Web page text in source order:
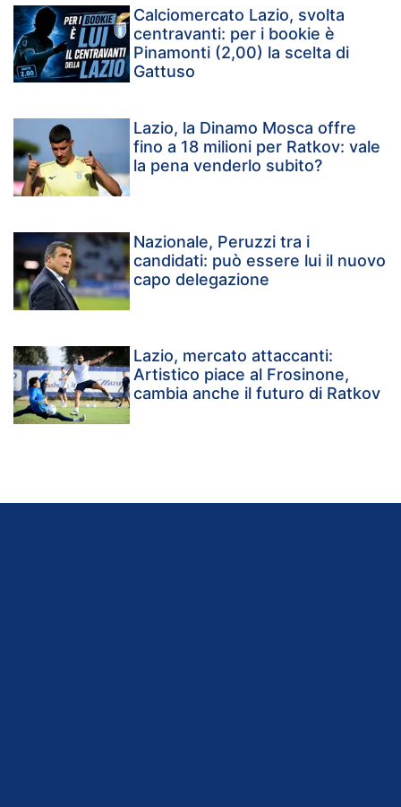
Calciomercato Lazio, svolta
centravanti: per i bookie è
Pinamonti (2,00) la scelta di
Gattuso
Lazio, la Dinamo Mosca offre
fino a 18 milioni per Ratkov: vale
la pena venderlo subito?
Nazionale, Peruzzi tra i
candidati: può essere lui il nuovo
capo delegazione
Lazio, mercato attaccanti:
Artistico piace al Frosinone,
cambia anche il futuro di Ratkov